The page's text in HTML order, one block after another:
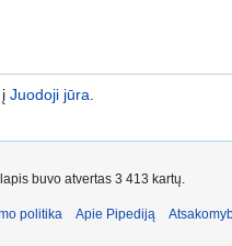
Juodoji jūra
buvo atvertas 3 413 kartų.
politika Apie Pipediją